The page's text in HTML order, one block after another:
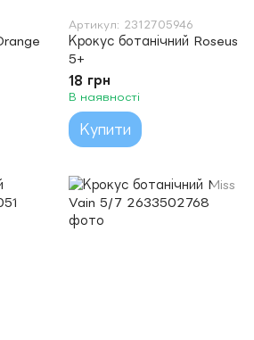
Артикул: 2312705946
Крокус ботанічний Roseus
5+
18 грн
В наявності
Купити